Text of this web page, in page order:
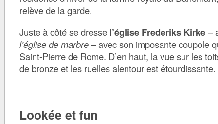
relève de la garde.
Juste à côté se dresse l’église Frederiks Kirke–
l’église de marbre– avec son imposante coupole
Saint-Pierre de Rome. D’en haut, la vue sur les
de bronze et les ruelles alentour est étourdissante.
Lookée et fun